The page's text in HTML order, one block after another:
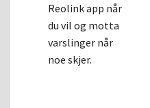
Reolink app når
du vil og motta
varslinger når
noe skjer.